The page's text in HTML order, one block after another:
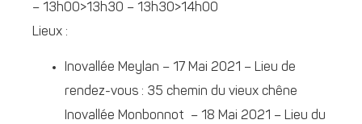
– 13h00>13h30 – 13h30>14h00
Lieux :
Inovallée Meylan – 17 Mai 2021 – Lieu de
rendez-vous : 35 chemin du vieux chêne
Inovallée Monbonnot – 18 Mai 2021 – Lieu du